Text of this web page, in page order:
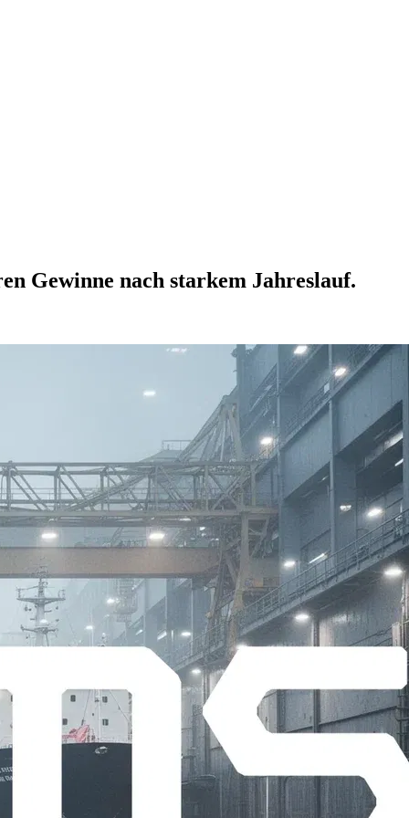
Gewinne nach starkem Jahreslauf.